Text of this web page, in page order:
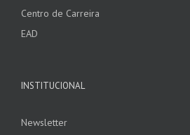
Centro de Carreira
EAD
INSTITUCIONAL
Newsletter